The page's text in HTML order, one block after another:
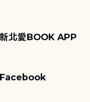
新北愛BOOK APP
Facebook